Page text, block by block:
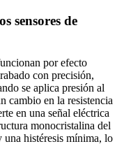
sensores de
por efecto
con precisión,
se aplica presión al
cambio en la resistencia
en una señal eléctrica
monocristalina del
histéresis mínima, lo